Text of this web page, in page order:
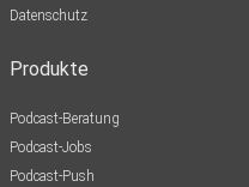
Datenschutz
Produkte
Podcast-Beratung
Podcast-Jobs
Podcast-Push